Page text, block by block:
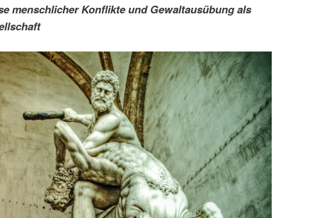
menschlicher Konflikte und Gewaltausübung als